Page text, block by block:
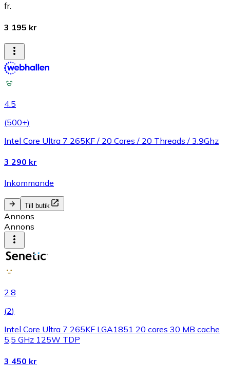
fr.
3 195 kr
4.5
(500+)
Intel Core Ultra 7 265KF / 20 Cores / 20 Threads / 3.9Ghz
3 290 kr
Inkommande
Till butik
Annons
Annons
2.8
(2)
Intel Core Ultra 7 265KF LGA1851 20 cores 30 MB cache
5,5 GHz 125W TDP
3 450 kr